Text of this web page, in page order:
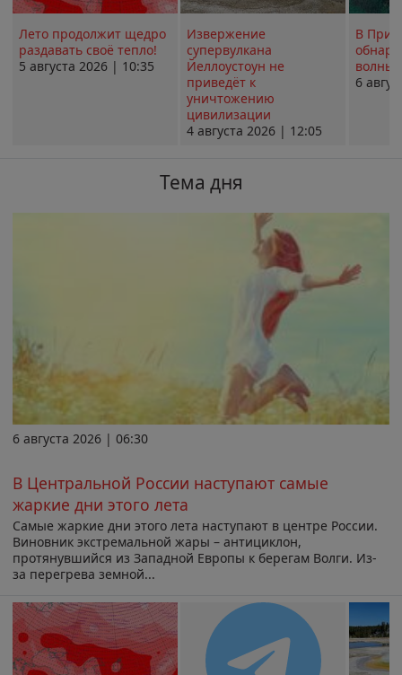
Лето продолжит щедро
раздавать своё тепло!
5 августа 2026 | 10:35
Извержение
супервулкана
Йеллоустоун не
приведёт к
уничтожению
цивилизации
4 августа 2026 | 12:05
В
волны
6
Тема дня
6 августа 2026 | 06:30
В Центральной России наступают самые
жаркие дни этого лета
Самые жаркие дни этого лета наступают в центре России.
Виновник экстремальной жары – антициклон,
протянувшийся из Западной Европы к берегам Волги. Из-
за перегрева земной...